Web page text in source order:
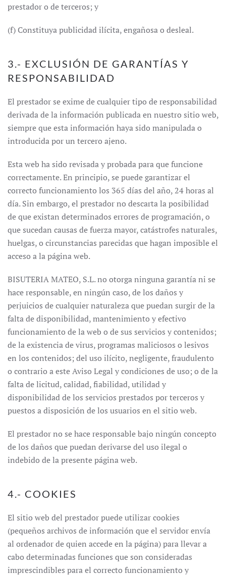
prestador o de terceros; y
(f) Constituya publicidad ilícita, engañosa o desleal.
3.- EXCLUSIÓN DE GARANTÍAS Y
RESPONSABILIDAD
El prestador se exime de cualquier tipo de responsabilidad
derivada de la información publicada en nuestro sitio web,
siempre que esta información haya sido manipulada o
introducida por un tercero ajeno.
Esta web ha sido revisada y probada para que funcione
correctamente. En principio, se puede garantizar el
correcto funcionamiento los 365 días del año, 24 horas al
día. Sin embargo, el prestador no descarta la posibilidad
de que existan determinados errores de programación, o
que sucedan causas de fuerza mayor, catástrofes naturales,
huelgas, o circunstancias parecidas que hagan imposible el
acceso a la página web.
BISUTERIA MATEO, S.L. no otorga ninguna garantía ni se
hace responsable, en ningún caso, de los daños y
perjuicios de cualquier naturaleza que puedan surgir de la
falta de disponibilidad, mantenimiento y efectivo
funcionamiento de la web o de sus servicios y contenidos;
de la existencia de virus, programas maliciosos o lesivos
en los contenidos; del uso ilícito, negligente, fraudulento
o contrario a este Aviso Legal y condiciones de uso; o de la
falta de licitud, calidad, fiabilidad, utilidad y
disponibilidad de los servicios prestados por terceros y
puestos a disposición de los usuarios en el sitio web.
El prestador no se hace responsable bajo ningún concepto
de los daños que puedan derivarse del uso ilegal o
indebido de la presente página web.
4.- COOKIES
El sitio web del prestador puede utilizar cookies
(pequeños archivos de información que el servidor envía
al ordenador de quien accede en la página) para llevar a
cabo determinadas funciones que son consideradas
imprescindibles para el correcto funcionamiento y